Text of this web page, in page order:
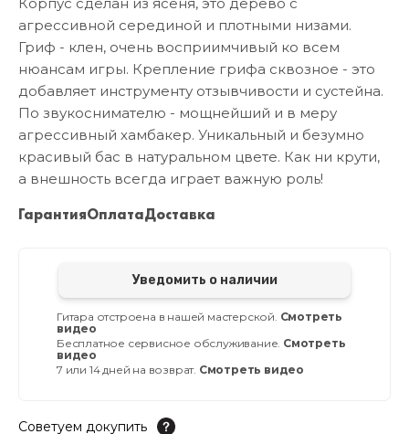
агрессивной серединой и плотными низами.
Гриф - клен, очень восприимчивый ко всем
нюансам игры. Крепление грифа сквозное - это
добавляет инструменту отзывчивости и сустейна.
По звукоснимателю - мощнейший и в меру
агрессивный хамбакер. Уникальный и безумно
красивый бас в натуральном цвете. Как ни крути,
а внешность всегда играет важную роль!
ГарантияОплатаДоставка
Уведомить о наличии
Гитара отстроена в нашей мастерской. Смотреть
видео
Бесплатное сервисное обслуживание. Смотреть
видео
7 или 14 дней на возврат. Смотреть видео
Советуем докупить